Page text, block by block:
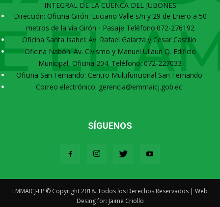
INTEGRAL DE LA CUENCA DEL JUBONES
Dirección: Oficina Girón: Luciano Valle s/n y 29 de Enero a 50
metros de la vía Girón - Pasaje Teléfono:072-276192
Oficina Santa Isabel: Av. Rafael Galarza y Cesar Castillo
Oficina Nabón: Av. Civismo y Manuel Ullauri Q. Edificio
Municipal, Oficina 204. Teléfono: 072-227033
Oficina San Fernando: Centro Multifuncional San Fernando
Correo electrónico: gerencia@emmaicj.gob.ec
SÍGUENOS
EMMAICJ-EP © Copyright 2018. Todos los Derechos Reservados | Web
Desing for: Jaime Criollo